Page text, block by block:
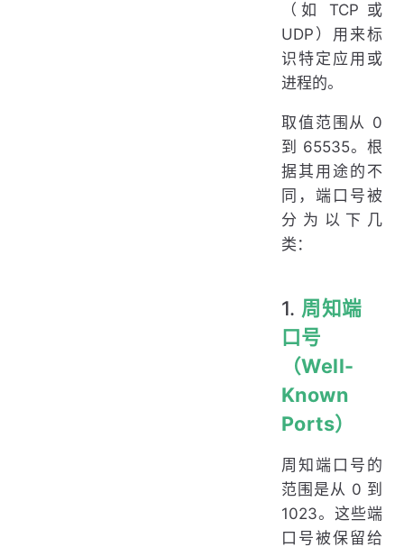
（如 TCP 或
UDP）用来标
识特定应用或
进程的。
取值范围从 0
到 65535。根
据其用途的不
同，端口号被
分为以下几
类：
1. 周知端
口号
（Well-
Known
Ports）
周知端口号的
范围是从 0 到
1023。这些端
口号被保留给